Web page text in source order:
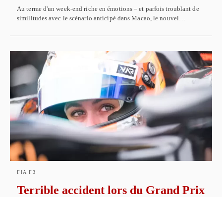
Au terme d'un week-end riche en émotions – et parfois troublant de
similitudes avec le scénario anticipé dans Macao, le nouvel…
FIA F3
Terrible accident lors du Grand Prix